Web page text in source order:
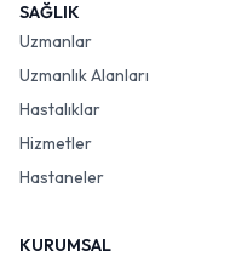
SAĞLIK
Uzmanlar
Uzmanlık Alanları
Hastalıklar
Hizmetler
Hastaneler
KURUMSAL